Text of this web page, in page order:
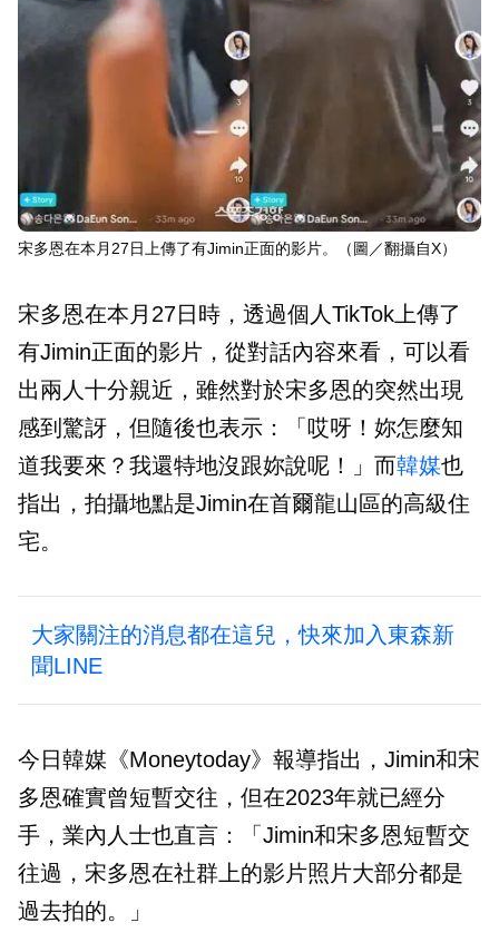
宋多恩在本月27日上傳了有Jimin正面的影片。（圖／翻攝自X）
宋多恩在本月27日時，透過個人TikTok上傳了
有Jimin正面的影片，從對話內容來看，可以看
出兩人十分親近，雖然對於宋多恩的突然出現
感到驚訝，但隨後也表示：「哎呀！妳怎麼知
道我要來？我還特地沒跟妳說呢！」而韓媒也
指出，拍攝地點是Jimin在首爾龍山區的高級住
宅。
大家關注的消息都在這兒，快來加入東森新
聞LINE
今日韓媒《Moneytoday》報導指出，Jimin和宋
多恩確實曾短暫交往，但在2023年就已經分
手，業內人士也直言：「Jimin和宋多恩短暫交
往過，宋多恩在社群上的影片照片大部分都是
過去拍的。」